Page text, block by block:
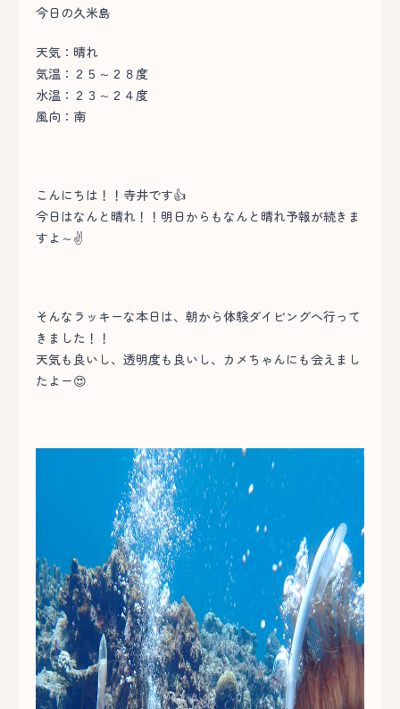
今日の久米島
天気：晴れ
気温：２５～２８度
水温：２３～２４度
風向：南
こんにちは！！寺井です👍
今日はなんと晴れ！！明日からもなんと晴れ予報が続きま
すよ～✌
そんなラッキーな本日は、朝から体験ダイビングへ行って
きました！！
天気も良いし、透明度も良いし、カメちゃんにも会えまし
たよー😍